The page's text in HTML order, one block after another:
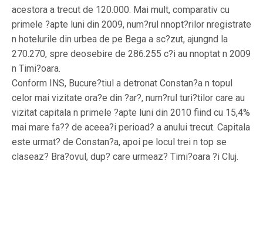
acestora a trecut de 120.000. Mai mult, comparativ cu
primele ?apte luni din 2009, num?rul nnopt?rilor nregistrate
n hotelurile din urbea de pe Bega a sc?zut, ajungnd la
270.270, spre deosebire de 286.255 c?i au nnoptat n 2009
n Timi?oara.
Conform INS, Bucure?tiul a detronat Constan?a n topul
celor mai vizitate ora?e din ?ar?, num?rul turi?tilor care au
vizitat capitala n primele ?apte luni din 2010 fiind cu 15,4%
mai mare fa?? de aceea?i perioad? a anului trecut. Capitala
este urmat? de Constan?a, apoi pe locul trei n top se
claseaz? Bra?ovul, dup? care urmeaz? Timi?oara ?i Cluj.